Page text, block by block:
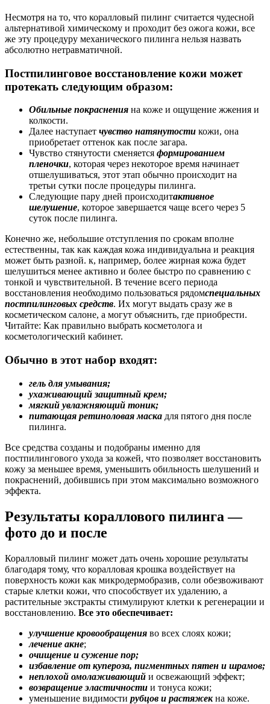
Несмотря на то, что коралловый пилинг считается чудесной
альтернативой химическому и проходит без ожога кожи, все
же эту процедуру механического пилинга нельзя назвать
абсолютно нетравматичной.
Постпилинговое восстановление кожи может
протекать следующим образом:
Обильные покраснения на коже и ощущение жжения и
колкости.
Далее наступает чувство натянутости кожи, она
приобретает оттенок как после загара.
Чувство стянутости сменяется формированием
пленочки, которая через некоторое время начинает
отшелушиваться, этот этап обычно происходит на
третьи сутки после процедуры пилинга.
Следующие пару дней происходитактивное
шелушение, которое завершается чаще всего через 5
суток после пилинга.
Конечно же, небольшие отступления по срокам вполне
естественны, так как каждая кожа индивидуальна и реакция
может быть разной. к, например, более жирная кожа будет
шелушиться менее активно и более быстро по сравнению с
тонкой и чувствительной. В течение всего периода
восстановления необходимо пользоваться рядомспециальных
постпилинговых средств. Их могут выдать сразу же в
косметическом салоне, а могут объяснить, где приобрести.
Читайте: Как правильно выбрать косметолога и
косметологический кабинет.
Обычно в этот набор входят:
гель для умывания;
ухаживающий защитный крем;
мягкий увлажняющий тоник;
питающая ретиноловая маска для пятого дня после
пилинга.
Все средства созданы и подобраны именно для
постпилингового ухода за кожей, что позволяет восстановить
кожу за меньшее время, уменьшить обильность шелушений и
покраснений, добившись при этом максимально возможного
эффекта.
Результаты кораллового пилинга —
фото до и после
Коралловый пилинг может дать очень хорошие результаты
благодаря тому, что коралловая крошка воздействует на
поверхность кожи как микродермобразив, соли обезвоживают
старые клетки кожи, что способствует их удалению, а
растительные экстракты стимулируют клетки к регенерации и
восстановлению. Все это обеспечивает:
улучшение кровообращения во всех слоях кожи;
лечение акне;
очищение и сужение пор;
избавление от купероза, пигментных пятен и шрамов;
неплохой омолаживающий и освежающий эффект;
возвращение эластичности и тонуса кожи;
уменьшение видимости рубцов и растяжек на коже.